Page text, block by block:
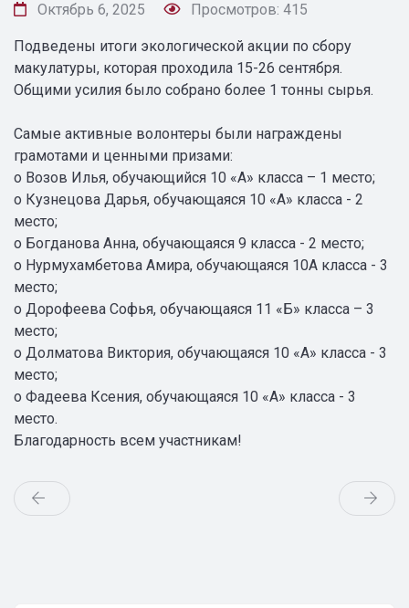
Октябрь 6, 2025 Просмотров: 415
Подведены итоги экологической акции по сбору
макулатуры, которая проходила 15-26 сентября.
Общими усилия было собрано более 1 тонны сырья.
Самые активные волонтеры были награждены
грамотами и ценными призами:
o Возов Илья, обучающийся 10 «А» класса – 1 место;
o Кузнецова Дарья, обучающаяся 10 «А» класса - 2
место;
o Богданова Анна, обучающаяся 9 класса - 2 место;
o Нурмухамбетова Амира, обучающаяся 10А класса - 3
место;
o Дорофеева Софья, обучающаяся 11 «Б» класса – 3
место;
o Долматова Виктория, обучающаяся 10 «А» класса - 3
место;
o Фадеева Ксения, обучающаяся 10 «А» класса - 3
место.
Благодарность всем участникам!